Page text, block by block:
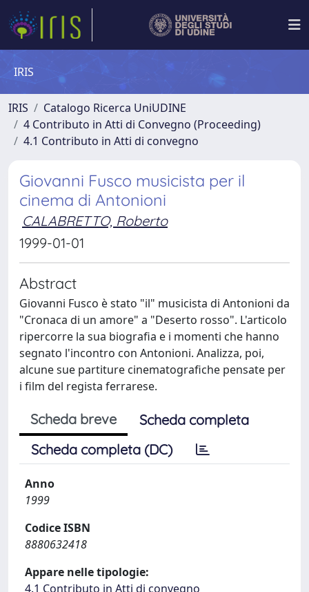
IRIS
IRIS
Catalogo Ricerca UniUDINE
4 Contributo in Atti di Convegno (Proceeding)
4.1 Contributo in Atti di convegno
Giovanni Fusco musicista per il
cinema di Antonioni
CALABRETTO, Roberto
1999-01-01
Abstract
Giovanni Fusco è stato "il" musicista di Antonioni da
"Cronaca di un amore" a "Deserto rosso". L'articolo
ripercorre la sua biografia e i momenti che hanno
segnato l'incontro con Antonioni. Analizza, poi,
alcune sue partiture cinematografiche pensate per
i film del regista ferrarese.
Scheda breve
Scheda completa
Scheda completa (DC)
Anno
1999
Codice ISBN
8880632418
Appare nelle tipologie:
4.1 Contributo in Atti di convegno